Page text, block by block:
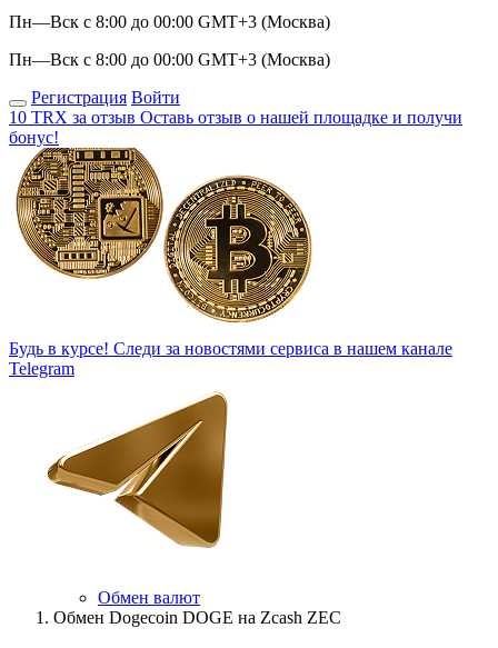
Пн—Вск с 8:00 до 00:00 GMT+3 (Москва)
Пн—Вск с 8:00 до 00:00 GMT+3 (Москва)
Регистрация Войти
10 TRX за отзыв Оставь отзыв о нашей площадке и получи
бонус!
Будь в курсе! Следи за новостями сервиса в нашем канале
Telegram
Обмен валют
Обмен Dogecoin DOGE на Zcash ZEC